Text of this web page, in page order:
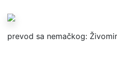
prevod sa nemačkog: